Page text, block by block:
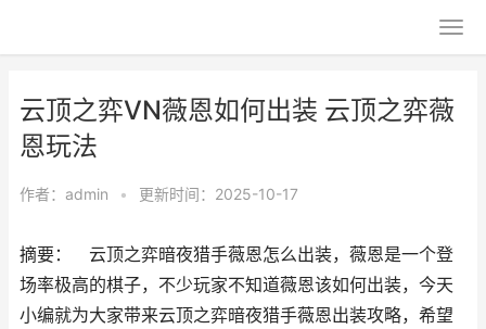
云顶之弈VN薇恩如何出装 云顶之弈薇
恩玩法
作者： admin • 更新时间：2025-10-17
摘要： 云顶之弈暗夜猎手薇恩怎么出装，薇恩是一个登
场率极高的棋子，不少玩家不知道薇恩该如何出装，今天
小编就为大家带来云顶之弈暗夜猎手薇恩出装攻略，希望